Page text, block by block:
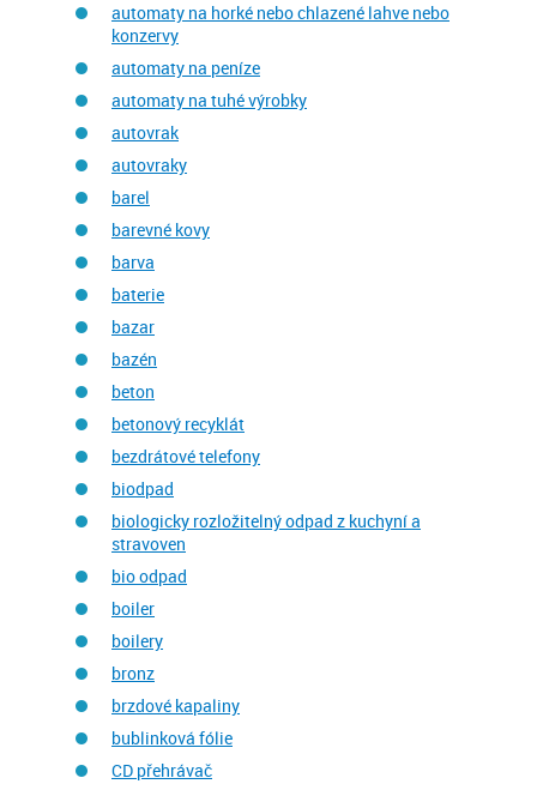
automaty na horké nebo chlazené lahve nebo
konzervy
automaty na peníze
automaty na tuhé výrobky
autovrak
autovraky
barel
barevné kovy
barva
baterie
bazar
bazén
beton
betonový recyklát
bezdrátové telefony
biodpad
biologicky rozložitelný odpad z kuchyní a
stravoven
bio odpad
boiler
boilery
bronz
brzdové kapaliny
bublinková fólie
CD přehrávač